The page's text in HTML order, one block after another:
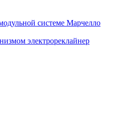
системе Марчелло
электрореклайнер